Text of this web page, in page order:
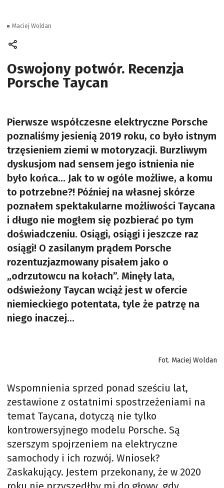
Oswojony potwór. Recenzja
Porsche Taycan
Pierwsze współczesne elektryczne Porsche
poznaliśmy jesienią 2019 roku, co było istnym
trzęsieniem ziemi w motoryzacji. Burzliwym
dyskusjom nad sensem jego istnienia nie
było końca... Jak to w ogóle możliwe, a komu
to potrzebne?! Później na własnej skórze
poznałem spektakularne możliwości Taycana
i długo nie mogłem się pozbierać po tym
doświadczeniu. Osiągi, osiągi i jeszcze raz
osiągi! O zasilanym prądem Porsche
rozentuzjazmowany pisałem jako o
„odrzutowcu na kołach”. Minęły lata,
odświeżony Taycan wciąż jest w ofercie
niemieckiego potentata, tyle że patrzę na
niego inaczej...
Fot. Maciej Woldan
Wspomnienia sprzed ponad sześciu lat,
zestawione z ostatnimi spostrzeżeniami na
temat Taycana, dotyczą nie tylko
kontrowersyjnego modelu Porsche. Są
szerszym spojrzeniem na elektryczne
samochody i ich rozwój. Wniosek?
Zaskakujący. Jestem przekonany, że w 2020
Maciej Woldan